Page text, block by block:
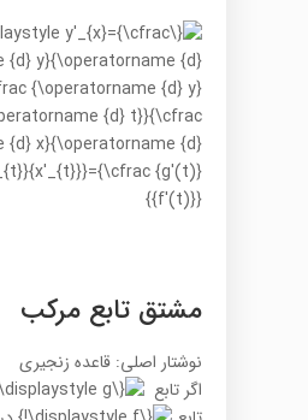
مشتق تابع مرکب
نوشتار اصلی: قاعده زنجیری
اگر تابع